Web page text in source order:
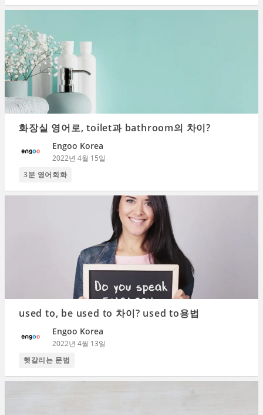
화장실 영어로, toilet과 bathroom의 차이?
Engoo Korea
2022년 4월 15일
3분 영어회화
used to, be used to 차이? used to용법
Engoo Korea
2022년 4월 13일
헷갈리는 문법